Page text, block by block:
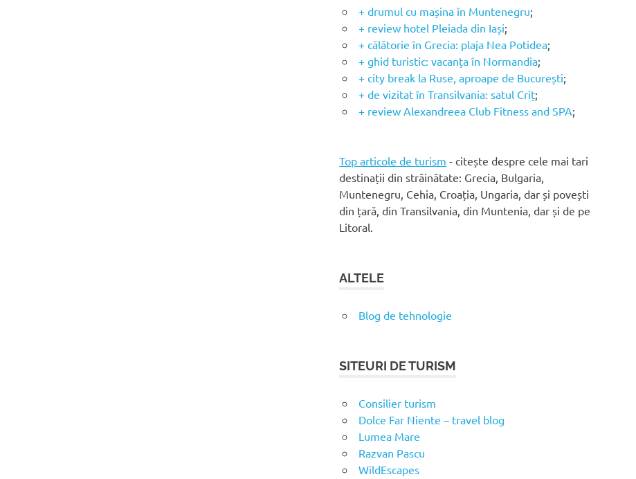
+ drumul cu mașina în Muntenegru;
+ review hotel Pleiada din Iași;
+ călătorie în Grecia: plaja Nea Potidea;
+ ghid turistic: vacanța în Normandia;
+ city break la Ruse, aproape de București;
+ de vizitat în Transilvania: satul Criț;
+ review Alexandreea Club Fitness and SPA;
Top articole de turism - citește despre cele mai tari
destinații din străinătate: Grecia, Bulgaria,
Muntenegru, Cehia, Croația, Ungaria, dar și povești
din țară, din Transilvania, din Muntenia, dar și de pe
Litoral.
ALTELE
Blog de tehnologie
SITEURI DE TURISM
Consilier turism
Dolce Far Niente – travel blog
Lumea Mare
Razvan Pascu
WildEscapes